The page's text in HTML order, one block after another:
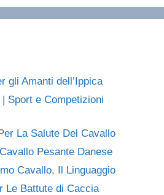
gli Amanti dell’Ippica
Sport e Competizioni
La Salute Del Cavallo
Pesante Danese
Cavallo, Il Linguaggio
Le Battute di Caccia